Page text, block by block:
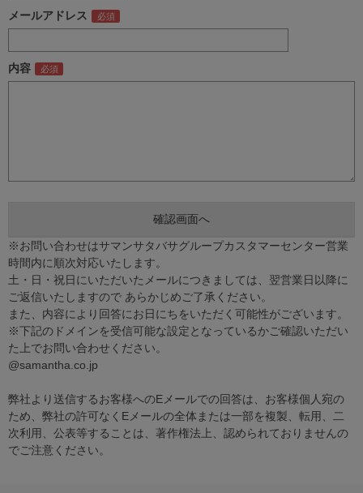
メールアドレス
内容
※お問い合わせはサマンサタバサグループカスタマーセンター営業
時間内に順次対応いたします。
土・日・祝日にいただいたメールにつきましては、翌営業日以降に
ご返信いたしますので あらかじめご了承ください。
また、内容により回答にお日にちをいただく可能性がございます。
※下記のドメインを受信可能な設定となっているかご確認いただい
た上でお問い合わせください。
@samantha.co.jp
弊社より送信するお客様へのEメールでの回答は、お客様個人宛の
ため、弊社の許可なくEメールの全体または一部を複製、転用、二
次利用、公表等することは、著作権法上、認められておりませんの
でご注意ください。